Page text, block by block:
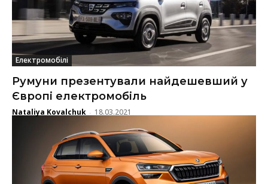
Електромобілі
Румуни презентували найдешевший у
Європі електромобіль
Nataliya Kovalchuk - 18.03.2021